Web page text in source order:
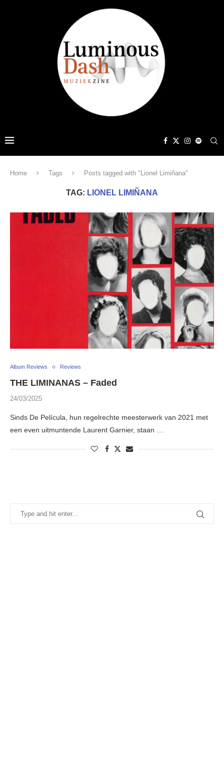
Home Tags Posts tagged with "Lionel Limiñana"
TAG: LIONEL LIMIÑANA
Album Reviews Reviews
THE LIMINANAS – Faded
24/03/2025
Sinds De Película, hun regelrechte meesterwerk van 2021 met
een even uitmuntende Laurent Garnier, staan …